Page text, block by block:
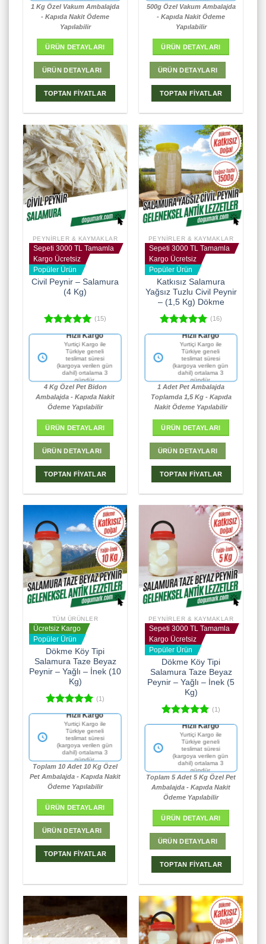
1 Kg Özel Vakum Ambalajda
- Kapıda Nakit Ödeme
Yapılabilir
ÜRÜN DETAYLARI
ÜRÜN DETAYLARI
TOPTAN FİYATLAR
500g Özel Vakum Ambalajda
- Kapıda Nakit Ödeme
Yapılabilir
ÜRÜN DETAYLARI
ÜRÜN DETAYLARI
TOPTAN FİYATLAR
PEYNIRLER & KAYMAKLAR
Sepeti 3000 TL Tamamla
Kargo Ücretsiz
Popüler Ürün
Civil Peynir – Salamura
(4 Kg)
5 üzerinden
oy
aldı
(15)
Hızlı Kargo
Yurtiçi Kargo ile
Türkiye geneli
teslimat süresi
(kargoya verilen gün
dahil) ortalama 3
gündür.
4 Kg Özel Pet Bidon
Ambalajda - Kapıda Nakit
Ödeme Yapılabilir
ÜRÜN DETAYLARI
ÜRÜN DETAYLARI
TOPTAN FİYATLAR
PEYNIRLER & KAYMAKLAR
Sepeti 3000 TL Tamamla
Kargo Ücretsiz
Popüler Ürün
Katkısız Salamura
Yağsız Tuzlu Civil Peynir
– (1,5 Kg) Dökme
5 üzerinden
oy
aldı
(16)
Hızlı Kargo
Yurtiçi Kargo ile
Türkiye geneli
teslimat süresi
(kargoya verilen gün
dahil) ortalama 3
gündür.
1 Adet Pet Ambalajda
Toplamda 1,5 Kg - Kapıda
Nakit Ödeme Yapılabilir
ÜRÜN DETAYLARI
ÜRÜN DETAYLARI
TOPTAN FİYATLAR
TÜM ÜRÜNLER
Ücretsiz Kargo
Popüler Ürün
Dökme Köy Tipi
Salamura Taze Beyaz
Peynir – Yağlı – İnek (10
Kg)
5 üzerinden
oy
aldı
(1)
Hızlı Kargo
Yurtiçi Kargo ile
Türkiye geneli
teslimat süresi
(kargoya verilen gün
dahil) ortalama 3
gündür.
Toplam 10 Adet 10 Kg Özel
Pet Ambalajda - Kapıda Nakit
Ödeme Yapılabilir
ÜRÜN DETAYLARI
ÜRÜN DETAYLARI
TOPTAN FİYATLAR
PEYNIRLER & KAYMAKLAR
Sepeti 3000 TL Tamamla
Kargo Ücretsiz
Popüler Ürün
Dökme Köy Tipi
Salamura Taze Beyaz
Peynir – Yağlı – İnek (5
Kg)
5 üzerinden
oy
aldı
(1)
Hızlı Kargo
Yurtiçi Kargo ile
Türkiye geneli
teslimat süresi
(kargoya verilen gün
dahil) ortalama 3
gündür.
Toplam 5 Adet 5 Kg Özel Pet
Ambalajda - Kapıda Nakit
Ödeme Yapılabilir
ÜRÜN DETAYLARI
ÜRÜN DETAYLARI
TOPTAN FİYATLAR